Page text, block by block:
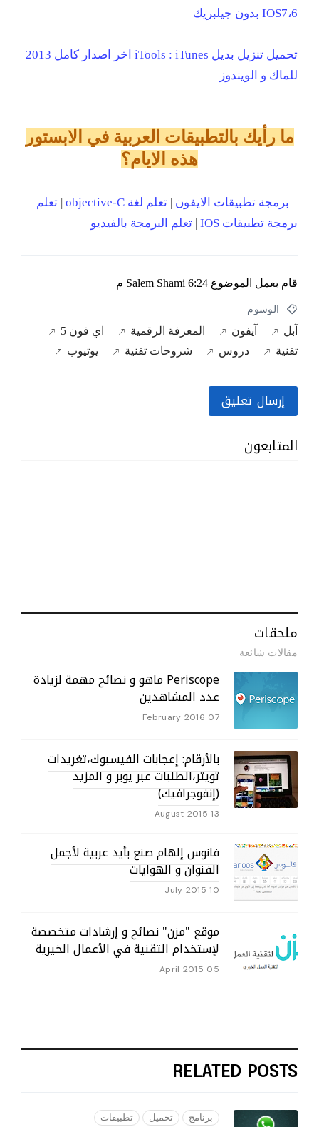
6،IOS7 بدون جيلبريك
تحميل تنزيل بديل iTools : iTunes اخر اصدار كامل 2013
للماك و الويندوز
ما رأيك بالتطبيقات العربية في الابستور
هذه الايام؟
برمجة تطبيقات الايفون | تعلم لغة objective-C | تعلم
برمجة تطبيقات IOS
| تعلم البرمجة بالفيديو
قام بعمل الموضوع Salem Shami 6:24 م
الوسوم
آبل آيفون المعرفة الرقمية
اي فون 5
تقنية
دروس شروحات تقنية يوتيوب
إرسال تعليق
المتابعون
ملحقات
مقالات شائعة
Periscope ماهو و نصائح مهمة لزيادة
عدد المشاهدين
07 February 2016
بالأرقام: إعجابات الفيسبوك،تغريدات
تويتر،الطلبات عبر يوبر و المزيد
(إنفوجرافيك)
13 August 2015
فانوس إلهام صنع بأيد عربية لأجمل
الفنوان و الهوايات
10 July 2015
موقع "مزن" نصائح و إرشادات متخصصة
لإستخدام التقنية في الأعمال الخيرية
05 April 2015
RELATED POSTS
برنامج تحميل تطبيقات